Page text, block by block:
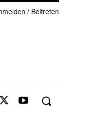
/ Beitreten